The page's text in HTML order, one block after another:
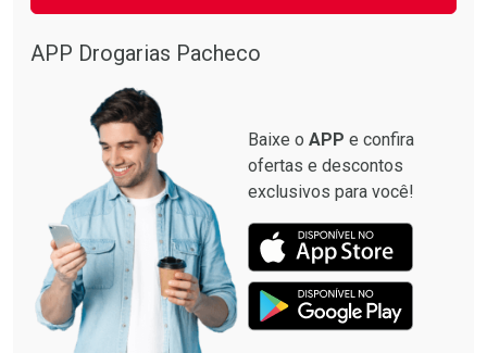
APP Drogarias Pacheco
Baixe o APP e confira
ofertas e descontos
exclusivos para você!